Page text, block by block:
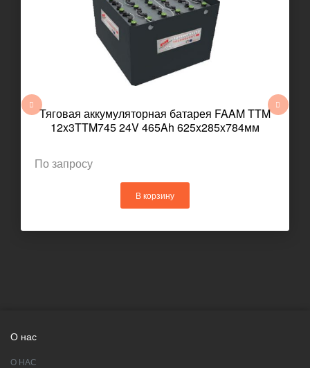
Тяговая аккумуляторная батарея FAAM TTM
12x3TTM745 24V 465Ah 625x285x784мм
По запросу
В корзину
О нас
О НАС